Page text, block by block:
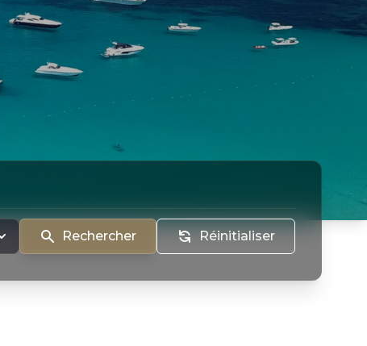
Rechercher Réinitialiser